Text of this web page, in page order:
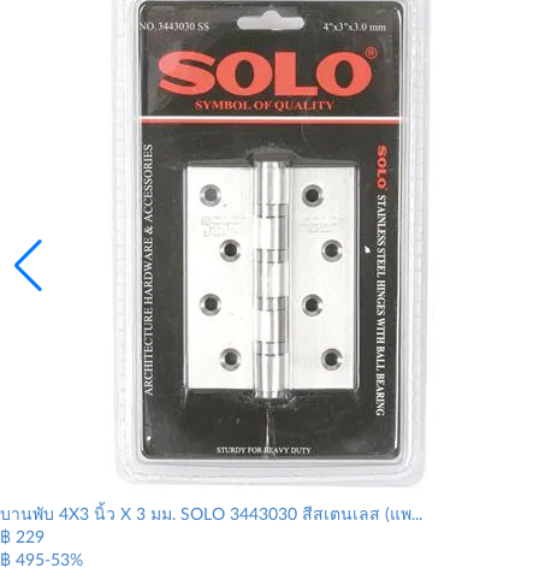
บานพับ 4X3 นิ้ว X 3 มม. SOLO 3443030 สีสเตนเลส (แพ...
฿ 229
฿ 495-53%